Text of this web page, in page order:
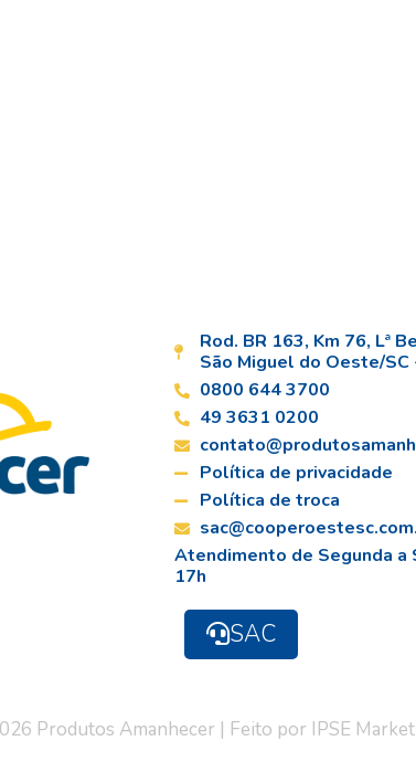
Rod. BR 163, Km 76, Lª
São Miguel do Oeste/
0800 644 3700
49 3631 0200
Política de privacidade
Política de troca
Atendimento de Segunda a
17h
SAC
Produtos Amanhecer | Feito por IPSE